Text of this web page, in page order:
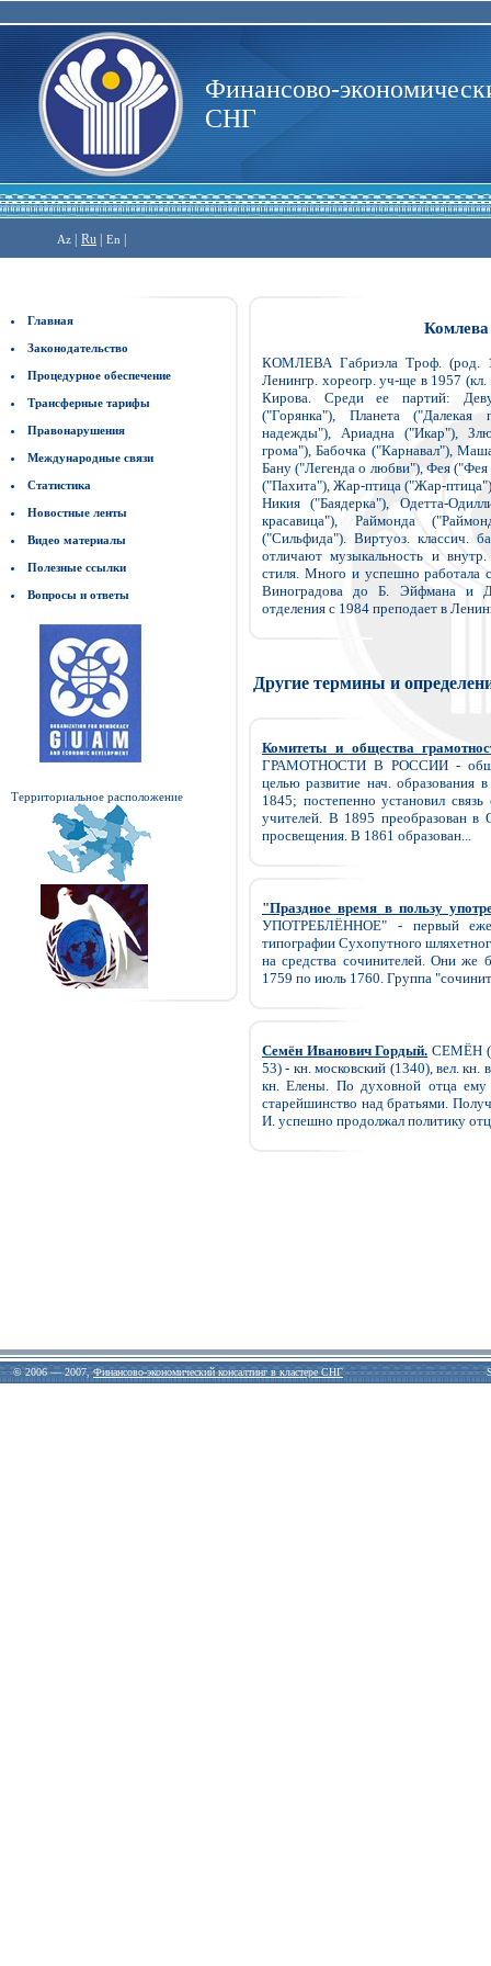
Финансово-
СНГ
Az | Ru | En |
Главная
Законодательство
Процедурное обеспечение
Трансферные тарифы
Правонарушения
Международные связи
Статистика
Новостные ленты
Видео материалы
Полезные ссылки
Вопросы и ответы
Территориальное расположение
КОМЛЕВА Габриэла Троф. (род.
Ленингр. хореогр. уч-ще в 1957
Кирова. Среди ее партий:
("Горянка"), Планета ("Далекая
надежды"), Ариадна ("Икар"),
грома"), Бабочка ("Карнавал"),
Бану ("Легенда о любви"), Фея
("Пахита"), Жар-птица ("Жар-
Никия ("Баядерка"), Одетта-
красавица"), Раймонда
("Сильфида"). Виртуоз. классич.
отличают музыкальность и
стиля. Много и успешно работала
Виноградова до Б. Эйфмана и Д.
отделения с 1984 преподает в
Другие термины и
Комитеты и общества
ГРАМОТНОСТИ В РОССИИ -
целью развитие нач. образования
1845; постепенно установил
учителей. В 1895 преобразован
просвещения. В 1861 образован...
"Праздное время в пользу
УПОТРЕБЛЁННОЕ" - первый
типографии Сухопутного
на средства сочинителей. Они
1759 по июль 1760. Группа
Семён Иванович Гордый. СЕМЁН
53) - кн. московский (1340), вел.
кн. Елены. По духовной отца
старейшинство над братьями.
И. успешно продолжал политику
© 2006 — 2007,Финансово-экономический консалтинг в кластере СНГ